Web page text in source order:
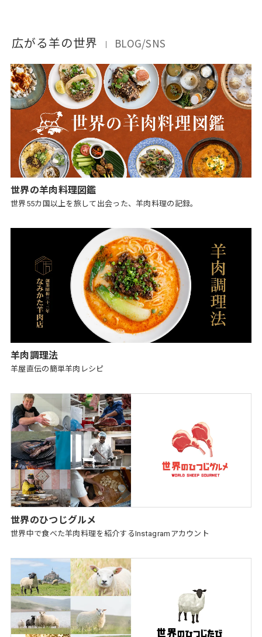
広がる羊の世界 ｜ BLOG/SNS
世界の羊肉料理図鑑
世界55カ国以上を旅して出会った、羊肉料理の記録。
羊肉調理法
羊屋直伝の簡単羊肉レシピ
世界のひつじグルメ
世界中で食べた羊肉料理を紹介するInstagramアカウント